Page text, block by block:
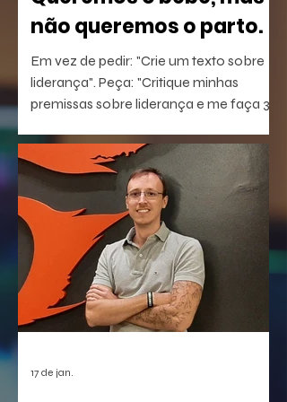
não queremos o parto.
Em vez de pedir: "Crie um texto sobre
liderança". Peça: "Critique minhas
premissas sobre liderança e me faça 3
conseguindo responder".
17 de jan.